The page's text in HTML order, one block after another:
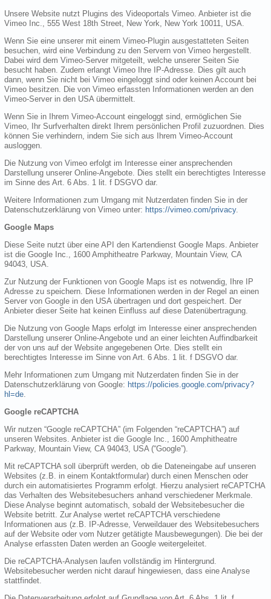
Unsere Website nutzt Plugins des Videoportals Vimeo. Anbieter ist die
Vimeo Inc., 555 West 18th Street, New York, New York 10011, USA.
Wenn Sie eine unserer mit einem Vimeo-Plugin ausgestatteten Seiten
besuchen, wird eine Verbindung zu den Servern von Vimeo hergestellt.
Dabei wird dem Vimeo-Server mitgeteilt, welche unserer Seiten Sie
besucht haben. Zudem erlangt Vimeo Ihre IP-Adresse. Dies gilt auch
dann, wenn Sie nicht bei Vimeo eingeloggt sind oder keinen Account bei
Vimeo besitzen. Die von Vimeo erfassten Informationen werden an den
Vimeo-Server in den USA übermittelt.
Wenn Sie in Ihrem Vimeo-Account eingeloggt sind, ermöglichen Sie
Vimeo, Ihr Surfverhalten direkt Ihrem persönlichen Profil zuzuordnen. Dies
können Sie verhindern, indem Sie sich aus Ihrem Vimeo-Account
ausloggen.
Die Nutzung von Vimeo erfolgt im Interesse einer ansprechenden
Darstellung unserer Online-Angebote. Dies stellt ein berechtigtes Interesse
im Sinne des Art. 6 Abs. 1 lit. f DSGVO dar.
Weitere Informationen zum Umgang mit Nutzerdaten finden Sie in der
Datenschutzerklärung von Vimeo unter: https://vimeo.com/privacy.
Google Maps
Diese Seite nutzt über eine API den Kartendienst Google Maps. Anbieter
ist die Google Inc., 1600 Amphitheatre Parkway, Mountain View, CA
94043, USA.
Zur Nutzung der Funktionen von Google Maps ist es notwendig, Ihre IP
Adresse zu speichern. Diese Informationen werden in der Regel an einen
Server von Google in den USA übertragen und dort gespeichert. Der
Anbieter dieser Seite hat keinen Einfluss auf diese Datenübertragung.
Die Nutzung von Google Maps erfolgt im Interesse einer ansprechenden
Darstellung unserer Online-Angebote und an einer leichten Auffindbarkeit
der von uns auf der Website angegebenen Orte. Dies stellt ein
berechtigtes Interesse im Sinne von Art. 6 Abs. 1 lit. f DSGVO dar.
Mehr Informationen zum Umgang mit Nutzerdaten finden Sie in der
Datenschutzerklärung von Google: https://policies.google.com/privacy?
hl=de
Google reCAPTCHA
Wir nutzen “Google reCAPTCHA” (im Folgenden “reCAPTCHA”) auf
unseren Websites. Anbieter ist die Google Inc., 1600 Amphitheatre
Parkway, Mountain View, CA 94043, USA (“Google”).
Mit reCAPTCHA soll überprüft werden, ob die Dateneingabe auf unseren
Websites (z.B. in einem Kontaktformular) durch einen Menschen oder
durch ein automatisiertes Programm erfolgt. Hierzu analysiert reCAPTCHA
das Verhalten des Websitebesuchers anhand verschiedener Merkmale.
Diese Analyse beginnt automatisch, sobald der Websitebesucher die
Website betritt. Zur Analyse wertet reCAPTCHA verschiedene
Informationen aus (z.B. IP-Adresse, Verweildauer des Websitebesuchers
auf der Website oder vom Nutzer getätigte Mausbewegungen). Die bei der
Analyse erfassten Daten werden an Google weitergeleitet.
Die reCAPTCHA-Analysen laufen vollständig im Hintergrund.
Websitebesucher werden nicht darauf hingewiesen, dass eine Analyse
stattfindet.